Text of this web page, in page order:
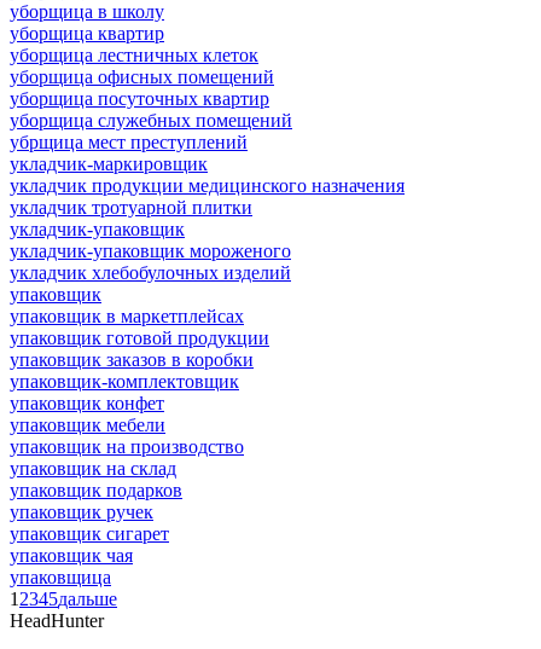
уборщица в школу
уборщица квартир
уборщица лестничных клеток
уборщица офисных помещений
уборщица посуточных квартир
уборщица служебных помещений
убрщица мест преступлений
укладчик-маркировщик
укладчик продукции медицинского назначения
укладчик тротуарной плитки
укладчик-упаковщик
укладчик-упаковщик мороженого
укладчик хлебобулочных изделий
упаковщик
упаковщик в маркетплейсах
упаковщик готовой продукции
упаковщик заказов в коробки
упаковщик-комплектовщик
упаковщик конфет
упаковщик мебели
упаковщик на производство
упаковщик на склад
упаковщик подарков
упаковщик ручек
упаковщик сигарет
упаковщик чая
упаковщица
1 2345дальше
HeadHunter